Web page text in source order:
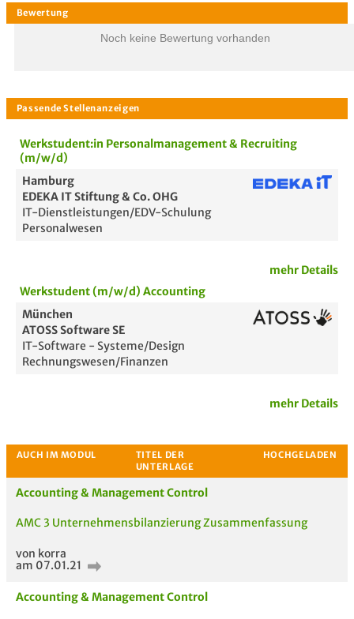
Noch keine Bewertung vorhanden
Werkstudent:in Personalmanagement & Recruiting
(m/w/d)
Hamburg
EDEKA IT Stiftung & Co. OHG
IT-Dienstleistungen/EDV-Schulung
Personalwesen
mehr Details
Werkstudent (m/w/d) Accounting
München
ATOSS Software SE
IT-Software - Systeme/Design
Rechnungswesen/Finanzen
mehr Details
Accounting & Management Control
AMC 3 Unternehmensbilanzierung Zusammenfassung
von korra
am 07.01.21
Accounting & Management Control